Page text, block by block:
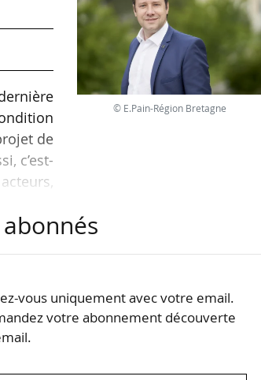
de
c’est-
nous
© E.Pain-Région Bretagne
vous uniquement avec votre email.
votre abonnement découverte